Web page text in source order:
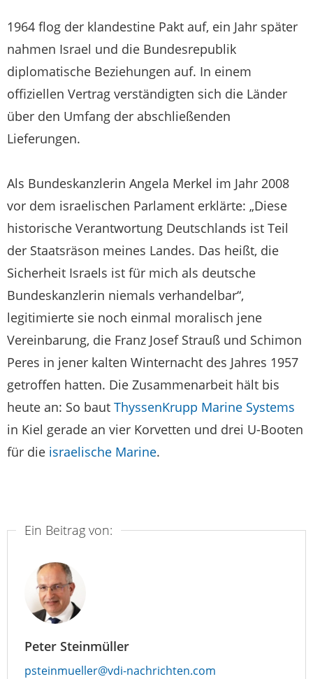
1964 flog der klandestine Pakt auf, ein Jahr später
nahmen Israel und die Bundesrepublik
diplomatische Beziehungen auf. In einem
offiziellen Vertrag verständigten sich die Länder
über den Umfang der abschließenden
Lieferungen.
Als Bundeskanzlerin Angela Merkel im Jahr 2008
vor dem israelischen Parlament erklärte: „Diese
historische Verantwortung Deutschlands ist Teil
der Staatsräson meines Landes. Das heißt, die
Sicherheit Israels ist für mich als deutsche
Bundeskanzlerin niemals verhandelbar“,
legitimierte sie noch einmal moralisch jene
Vereinbarung, die Franz Josef Strauß und Schimon
Peres in jener kalten Winternacht des Jahres 1957
getroffen hatten. Die Zusammenarbeit hält bis
heute an: So baut ThyssenKrupp Marine Systems
in Kiel gerade an vier Korvetten und drei U-Booten
für die israelische Marine.
Ein Beitrag von:
Peter Steinmüller
psteinmueller@vdi-nachrichten.com